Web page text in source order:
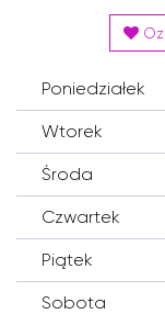
Poniedziałek
Wtorek
Środa
Czwartek
Piątek
Sobota